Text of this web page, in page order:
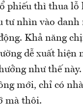
phiếu thì thua lỗ
tư nhìn vào danh
Khả năng
dễ xuất hiện
như thế
mới, chỉ có
mà thôi.